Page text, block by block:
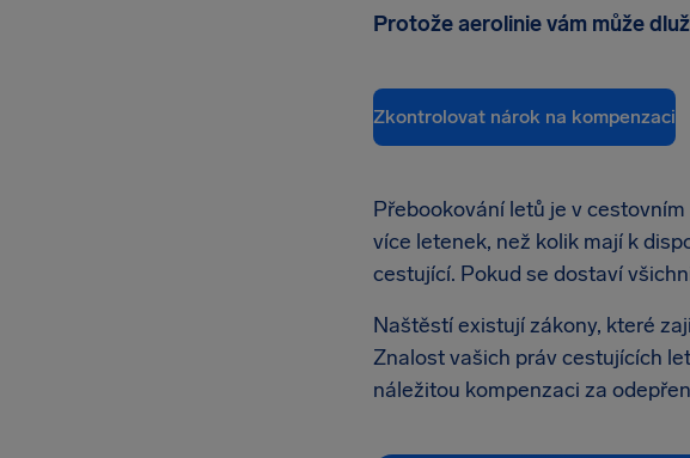
Protože aerolinie vám může
Zkontrolovat nárok na kompenzaci
Přebookování letů je v
více letenek, než kolik mají k
cestující. Pokud se dostaví
Naštěstí existují zákony, které
Znalost vašich práv cestujících
náležitou kompenzaci za